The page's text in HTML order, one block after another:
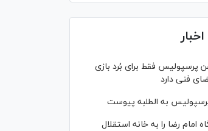
پرسپولیس فقط برای بُرد بازی
فنی دارد
به الطلبه پیوست
امام رضا را به خانه استقلال